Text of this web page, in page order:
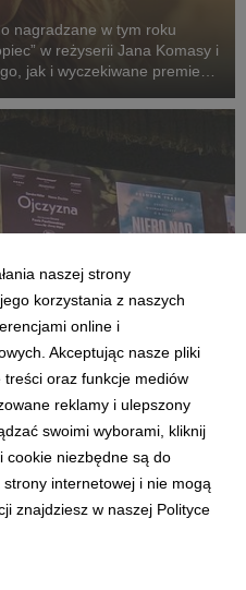
nagradzane w tym roku
w reżyserii Jana Komasy i
jak i wyczekiwane premiery:
Kina
to było bardzo intensywne
wciąż możecie oglądać
pracujemy nad repertuarem
naszej strony
korzystania z naszych
online i
Akceptując nasze pliki
oraz funkcje mediów
reklamy i ulepszony
swoimi wyborami, kliknij
cookie niezbędne są do
internetowej i nie mogą
znajdziesz w naszej Polityce